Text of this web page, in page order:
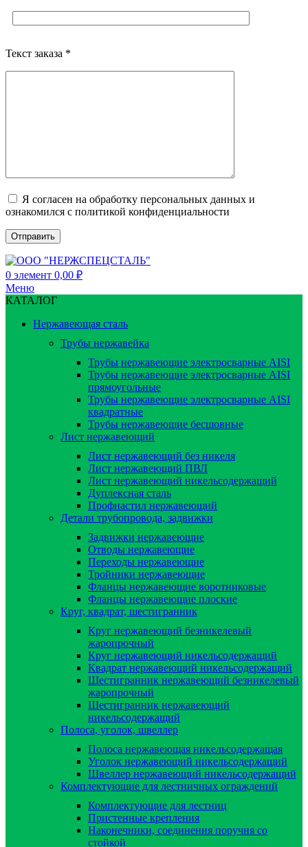
Текст заказа *
Я согласен на обработку персональных данных и
ознакомился с политикой конфиденциальности
0 элемент 0,00 ₽
Меню
КАТАЛОГ
Нержавеющая сталь
Трубы нержавейка
Трубы нержавеющие электросварные AISI
Трубы нержавеющие электросварные AISI
прямоугольные
Трубы нержавеющие электросварные AISI
квадратные
Трубы нержавеющие бесшовные
Лист нержавеющий
Лист нержавеющий без никеля
Лист нержавеющий ПВЛ
Лист нержавеющий никельсодержащий
Дуплексная сталь
Профнастил нержавеющий
Детали трубопровода, задвижки
Задвижки нержавеющие
Отводы нержавеющие
Переходы нержавеющие
Тройники нержавеющие
Фланцы нержавеющие воротниковые
Фланцы нержавеющие плоские
Круг, квадрат, шестигранник
Круг нержавеющий безникелевый
жаропрочный
Круг нержавеющий никельсодержащий
Квадрат нержавеющий никельсодержащий
Шестигранник нержавеющий безникелевый
жаропрочный
Шестигранник нержавеющий
никельсодержащий
Полоса, уголок, швеллер
Полоса нержавеющая никельсодержащая
Уголок нержавеющий никельсодержащий
Швеллер нержавеющий никельсодержащий
Комплектующие для лестничных ограждений
Комплектующие для лестниц
Пристенные крепления
Наконечники, соединения поручня со
стойкой